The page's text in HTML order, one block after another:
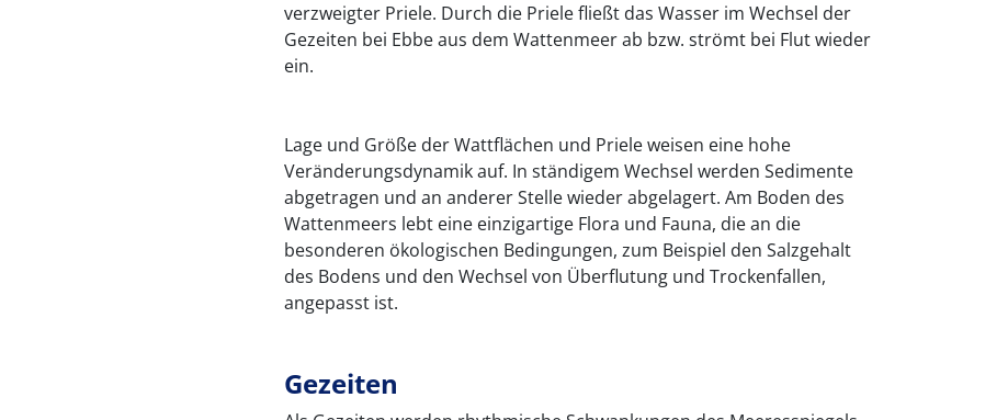
verzweigter Priele. Durch die Priele fließt das Wasser im Wechsel der
Gezeiten bei Ebbe aus dem Wattenmeer ab bzw. strömt bei Flut wieder
ein.
Lage und Größe der Wattflächen und Priele weisen eine hohe
Veränderungsdynamik auf. In ständigem Wechsel werden Sedimente
abgetragen und an anderer Stelle wieder abgelagert. Am Boden des
Wattenmeers lebt eine einzigartige Flora und Fauna, die an die
besonderen ökologischen Bedingungen, zum Beispiel den Salzgehalt
des Bodens und den Wechsel von Überflutung und Trockenfallen,
angepasst ist.
Gezeiten